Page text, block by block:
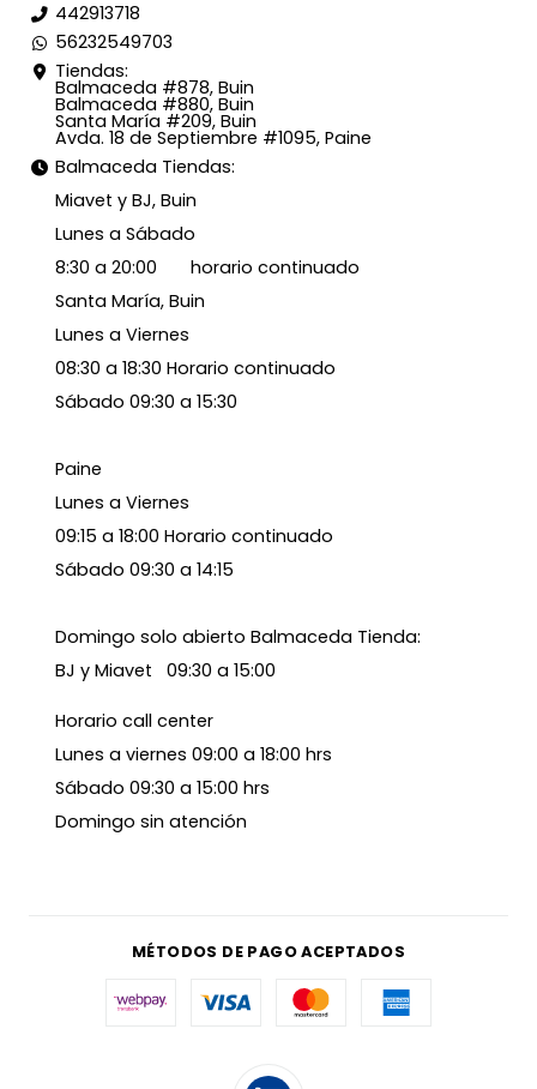
442913718
56232549703
Tiendas:
Balmaceda #878, Buin
Balmaceda #880, Buin
Santa María #209, Buin
Avda. 18 de Septiembre #1095, Paine
Balmaceda Tiendas:
Miavet y BJ, Buin
Lunes a Sábado
8:30 a 20:00 horario continuado
Santa María, Buin
Lunes a Viernes
08:30 a 18:30 Horario continuado
Sábado 09:30 a 15:30
Paine
Lunes a Viernes
09:15 a 18:00 Horario continuado
Sábado 09:30 a 14:15
Domingo solo abierto Balmaceda Tienda:
BJ y Miavet 09:30 a 15:00
Horario call center
Lunes a viernes 09:00 a 18:00 hrs
Sábado 09:30 a 15:00 hrs
Domingo sin atención
MÉTODOS DE PAGO ACEPTADOS